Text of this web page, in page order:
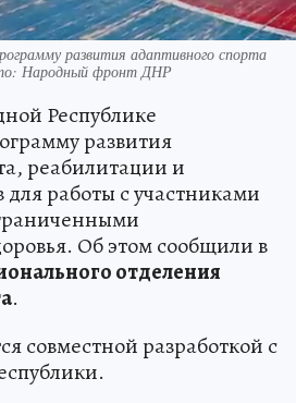
развития адаптивного спорта
Народный фронт ДНР
Республике
развития
реабилитации и
для работы с участниками
Об этом сообщили в
отделения
.
совместной разработкой с